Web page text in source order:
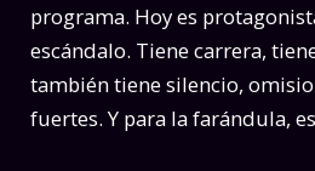
programa. Hoy es
escándalo. Tiene carrera,
también tiene silencio,
fuertes. Y para la farándula,